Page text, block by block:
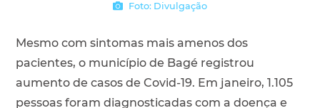
Foto: Divulgação
Mesmo com sintomas mais amenos dos
pacientes, o município de Bagé registrou
aumento de casos de Covid-19. Em janeiro, 1.105
pessoas foram diagnosticadas com a doença e